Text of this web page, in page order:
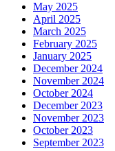
May 2025
April 2025
March 2025
February 2025
January 2025
December 2024
November 2024
October 2024
December 2023
November 2023
October 2023
September 2023